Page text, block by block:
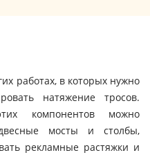
работах, в которых нужно
натяжение тросов.
компонентов можно
мосты и столбы,
рекламные растяжки и